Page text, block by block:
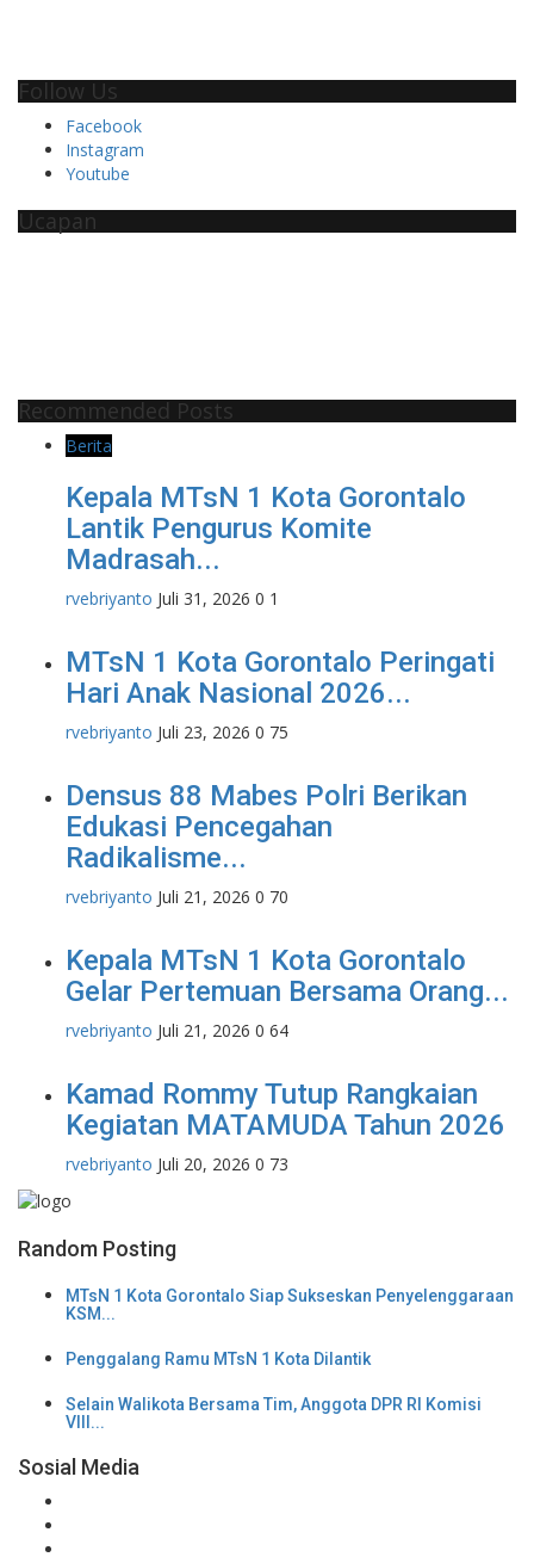
Follow Us
Facebook
Instagram
Youtube
Ucapan
Recommended Posts
Berita
Kepala MTsN 1 Kota Gorontalo
Lantik Pengurus Komite
Madrasah...
rvebriyanto Juli 31, 2026 0 1
MTsN 1 Kota Gorontalo Peringati
Hari Anak Nasional 2026...
rvebriyanto Juli 23, 2026 0 75
Densus 88 Mabes Polri Berikan
Edukasi Pencegahan
Radikalisme...
rvebriyanto Juli 21, 2026 0 70
Kepala MTsN 1 Kota Gorontalo
Gelar Pertemuan Bersama Orang...
rvebriyanto Juli 21, 2026 0 64
Kamad Rommy Tutup Rangkaian
Kegiatan MATAMUDA Tahun 2026
rvebriyanto Juli 20, 2026 0 73
Random Posting
MTsN 1 Kota Gorontalo Siap Sukseskan Penyelenggaraan
KSM...
Penggalang Ramu MTsN 1 Kota Dilantik
Selain Walikota Bersama Tim, Anggota DPR RI Komisi
VIII...
Sosial Media